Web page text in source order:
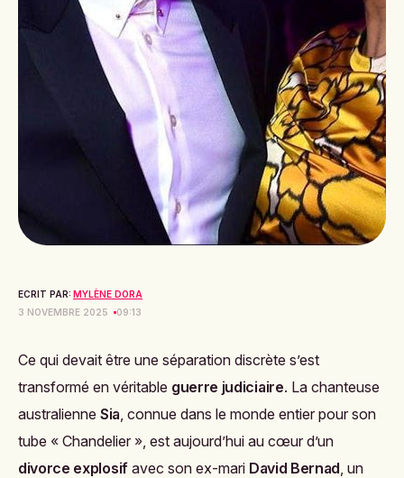
ECRIT PAR: MYLÈNE DORA
3 NOVEMBRE 2025
09:13
Ce qui devait être une séparation discrète s’est
transformé en véritable guerre judiciaire. La chanteuse
australienne Sia, connue dans le monde entier pour son
tube « Chandelier », est aujourd’hui au cœur d’un
divorce explosifavec son ex-mari David Bernad, un